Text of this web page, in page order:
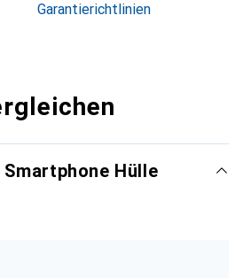
Garantierichtlinien
Hülle